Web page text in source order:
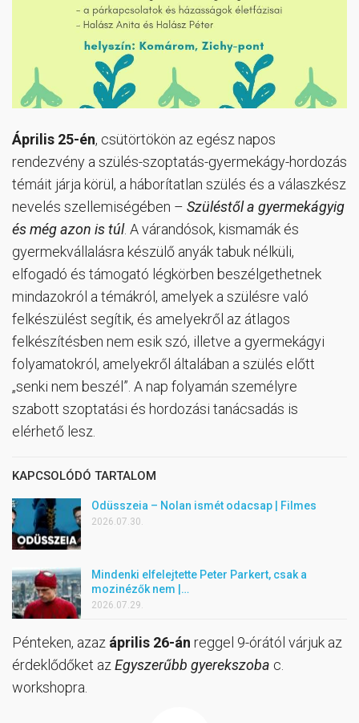
Április 25-én, csütörtökön az egész napos
rendezvény a szülés-szoptatás-gyermekágy-hordozás
témáit járja körül, a háborítatlan szülés és a válaszkész
nevelés szellemiségében – Szüléstől a gyermekágyig
és még azon is túl. A várandósok, kismamák és
gyermekvállalásra készülő anyák tabuk nélküli,
elfogadó és támogató légkörben beszélgethetnek
mindazokról a témákról, amelyek a szülésre való
felkészülést segítik, és amelyekről az átlagos
felkészítésben nem esik szó, illetve a gyermekágyi
folyamatokról, amelyekről általában a szülés előtt
„senki nem beszél”. A nap folyamán személyre
szabott szoptatási és hordozási tanácsadás is
elérhető lesz.
KAPCSOLÓDÓ TARTALOM
Odüsszeia – Nolan ismét odacsap | Filmes
2026.07.30.
Mindenki elfelejtette Peter Parkert, csak a
mozinézők nem |…
2026.07.29.
Pénteken, azaz április 26-án reggel 9-órától várjuk az
érdeklődőket az Egyszerűbb gyerekszoba c.
workshopra.